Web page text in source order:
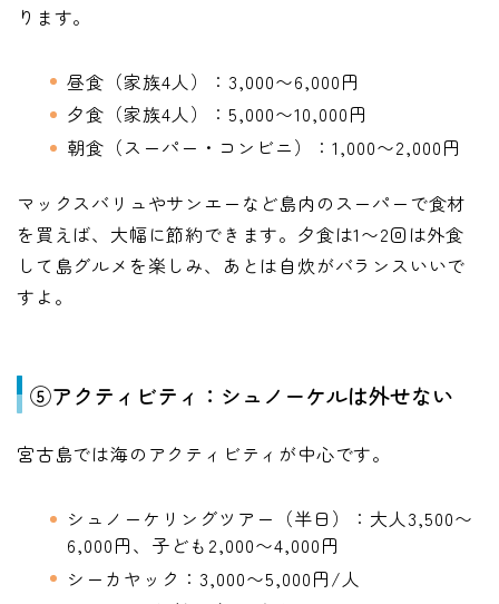
ります。
昼食（家族4人）：3,000〜6,000円
夕食（家族4人）：5,000〜10,000円
朝食（スーパー・コンビニ）：1,000〜2,000円
マックスバリュやサンエーなど島内のスーパーで食材
を買えば、大幅に節約できます。夕食は1〜2回は外食
して島グルメを楽しみ、あとは自炊がバランスいいで
すよ。
⑤アクティビティ：シュノーケルは外せない
宮古島では海のアクティビティが中心です。
シュノーケリングツアー（半日）：大人3,500〜
6,000円、子ども2,000〜4,000円
シーカヤック：3,000〜5,000円/人